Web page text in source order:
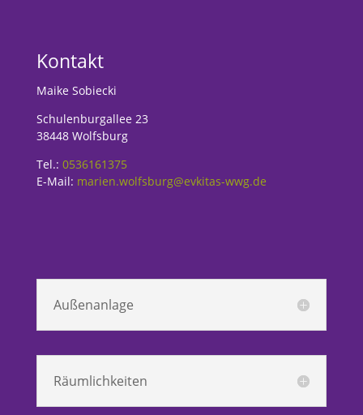
Kontakt
Maike Sobiecki
Schulenburgallee 23
38448 Wolfsburg
Tel.: 0536161375
E-Mail: marien.wolfsburg@evkitas-wwg.de
Außenanlage
Räumlichkeiten